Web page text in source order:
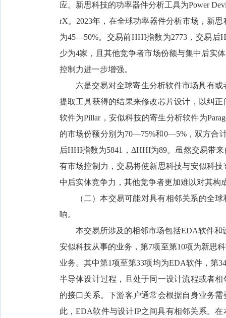
应。新思科技的功率器件分析工具为Power
rX。2023年，在全球功率器件分析市场，新
为45—50%。交易前HHI指数为2773，交易后
少为4家，且其他竞争者市场份额与集中后实
控制力进一步增强。
六是交易对全球寄生分析软件市场具有
提取工具获得的结果来修改芯片设计，以纠
软件为Pillar，安似科技的寄生分析软件为
的市场份额分别为70—75%和0—5%，双方合
后HHI指数为5841，ΔHHI为89。虽然交易带
有市场控制力，交易将使新思科技与安似科
中后实体竞争力，其他竞争者更加难以对其构
（二）本交易可能对具有相邻关系的全
响。
本交易所涉及的相邻市场包括EDA软件
安似科技从事的业务，第7项至第10项为新思
业务。其中第1项至第33项均为EDA软件，第
半导体设计过程，且处于同一设计流程或者
的接口关系。下游客户通常会根据自身业务
此，EDA软件与设计IP之间具有相邻关系。